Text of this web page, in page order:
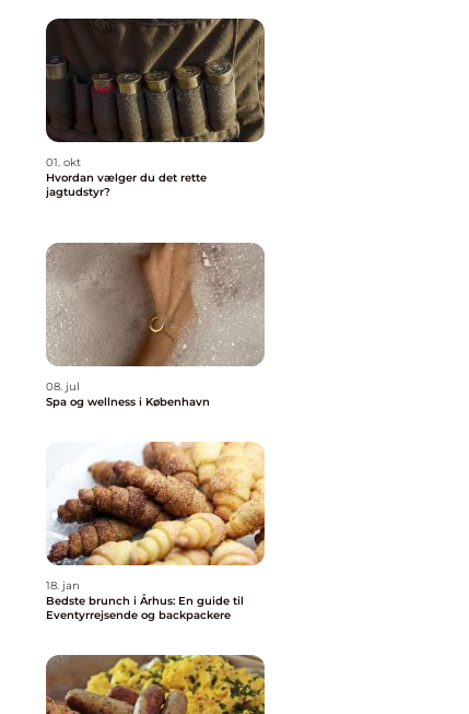
01. okt
Hvordan vælger du det rette
jagtudstyr?
08. jul
Spa og wellness i København
18. jan
Bedste brunch i Århus: En guide til
Eventyrrejsende og backpackere